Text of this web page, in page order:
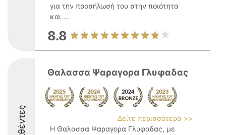
για την προσήλωσή του στην ποιότητα
και ...
8.8
Θαλασσα Ψαραγορα Γλυφαδας
Δείτε περισσότερα >>
Η Θαλασσα Ψαραγορα Γλυφαδας, με